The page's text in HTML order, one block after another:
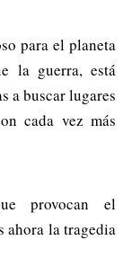
para el planeta
la guerra, está
a buscar lugares
cada vez más
provocan el
ahora la tragedia